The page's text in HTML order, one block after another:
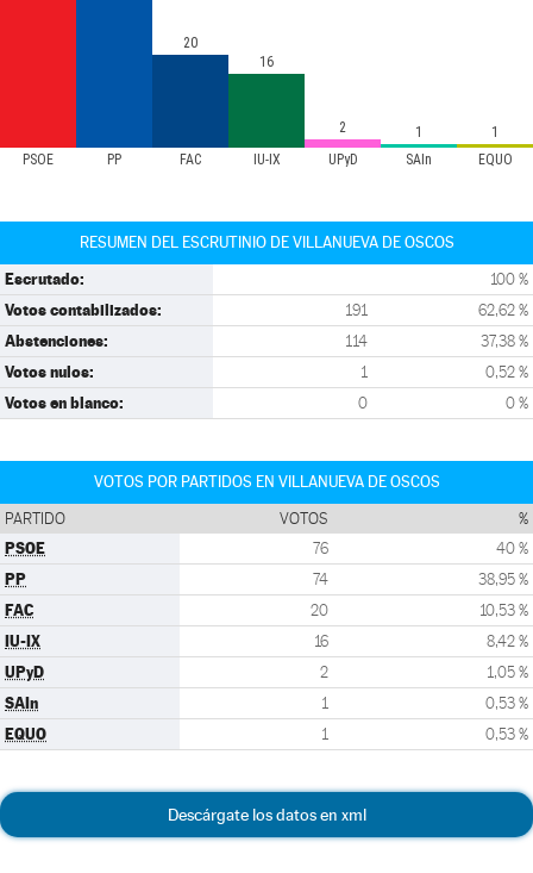
PSOE PP FAC IU-IX UPyD SAIn EQUO
20
16
2 1 1
RESUMEN DEL ESCRUTINIO DE VILLANUEVA DE OSCOS
Escrutado: 100 %
Votos contabilizados: 191 62,62 %
Abstenciones: 114 37,38 %
Votos nulos: 1 0,52 %
Votos en blanco: 0 0 %
VOTOS POR PARTIDOS EN VILLANUEVA DE OSCOS
PARTIDO VOTOS %
PSOE 76 40 %
PP 74 38,95 %
FAC 20 10,53 %
IU-IX 16 8,42 %
UPyD 2 1,05 %
SAIn 1 0,53 %
EQUO 1 0,53 %
Descárgate los datos en xml